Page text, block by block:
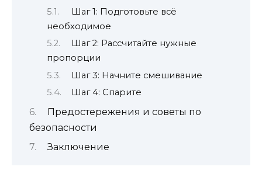
Шаг 1: Подготовьте всё
необходимое
Шаг 2: Рассчитайте нужные
пропорции
Шаг 3: Начните смешивание
Шаг 4: Спарите
Предостережения и советы по
безопасности
Заключение